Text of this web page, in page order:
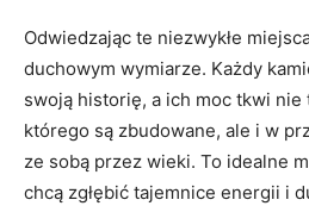
Odwiedzając⁣ te niezwykłe
duchowym wymiarze. Każdy
swoją historię, a ich moc​ tkwi
którego są ‌zbudowane, ale i⁣ w⁤
ze sobą⁢ przez wieki. To idealne
chcą zgłębić tajemnice energii i